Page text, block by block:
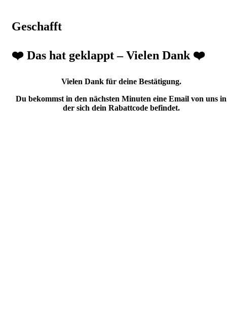
Geschafft
❤️ Das hat geklappt – Vielen Dank ❤️
Vielen Dank für deine Bestätigung.
Du bekommst in den nächsten Minuten eine Email von uns in
der sich dein Rabattcode befindet.